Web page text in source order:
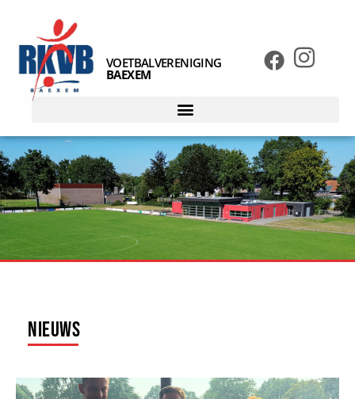
VOETBALVERENIGING
BAEXEM
Nieuws